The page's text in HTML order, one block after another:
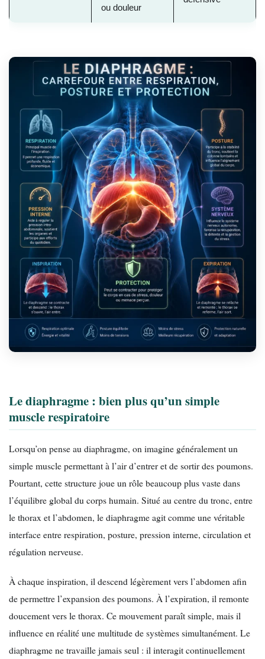
ou douleur
Le diaphragme : bien plus qu’un simple
muscle respiratoire
Lorsqu’on pense au diaphragme, on imagine généralement un
simple muscle permettant à l’air d’entrer et de sortir des poumons.
Pourtant, cette structure joue un rôle beaucoup plus vaste dans
l’équilibre global du corps humain. Situé au centre du tronc, entre
le thorax et l’abdomen, le diaphragme agit comme une véritable
interface entre respiration, posture, pression interne, circulation et
régulation nerveuse.
À chaque inspiration, il descend légèrement vers l’abdomen afin
de permettre l’expansion des poumons. À l’expiration, il remonte
doucement vers le thorax. Ce mouvement paraît simple, mais il
influence en réalité une multitude de systèmes simultanément. Le
diaphragme ne travaille jamais seul : il interagit continuellement